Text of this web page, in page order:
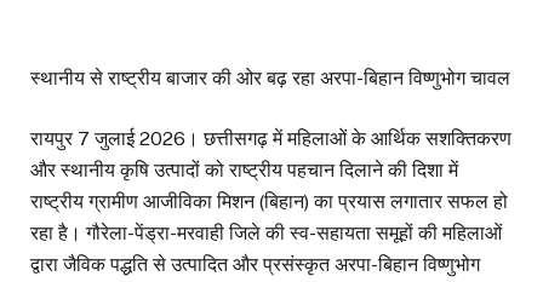
स्थानीय से राष्ट्रीय बाजार की ओर बढ़ रहा अरपा-बिहान विष्णुभोग चावल
रायपुर 7 जुलाई 2026। छत्तीसगढ़ में महिलाओं के आर्थिक सशक्तिकरण
और स्थानीय कृषि उत्पादों को राष्ट्रीय पहचान दिलाने की दिशा में
राष्ट्रीय ग्रामीण आजीविका मिशन (बिहान) का प्रयास लगातार सफल हो
रहा है। गौरेला-पेंड्रा-मरवाही जिले की स्व-सहायता समूहों की महिलाओं
द्वारा जैविक पद्धति से उत्पादित और प्रसंस्कृत अरपा-बिहान विष्णुभोग